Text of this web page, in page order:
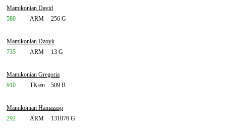
Mamikonian David
580
ARM 256 G
Mamikonian Dzoyk
735
ARM 13 G
Mamikonian Gregoria
910
TK/eu 509 B
Mamikonian Hamazasp
292
ARM 131076 G